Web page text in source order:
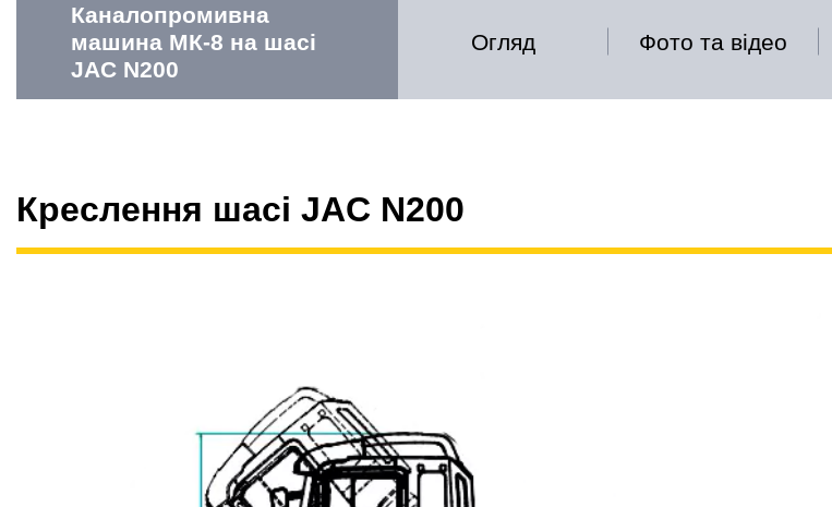
Каналопромивна
машина МК-8 на шасі
JAC N200
Огляд Фото та відео
Креслення шасі JAC N200